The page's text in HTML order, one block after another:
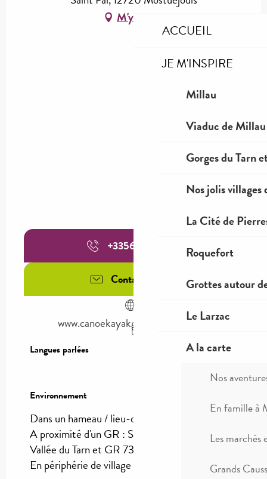
ACCUEIL
JE M'INSPIRE
Millau
Viaduc de Millau
Gorges du Tarn
Nos jolis villages
La Cité de
Roquefort
Grottes autour
Le Larzac
A la carte
Nos
En famille à
Les marchés
Grands
M'y rendre
+335656263
Contactez-nous
www.canoekayakgorgesdutarn.com
Langues parlées
Langues parlées
Environnement
Environnement
Dans un hameau / lieu-dit :
A proximité d'un GR : Sentier des Gorges et
Vallée du Tarn et GR 736
En périphérie de village :